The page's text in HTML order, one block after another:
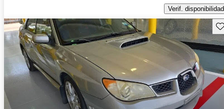
Verif. disponibilidad